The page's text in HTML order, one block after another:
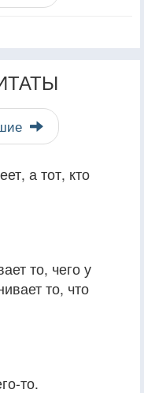
а тот, кто
то, чего у
то, что
то.